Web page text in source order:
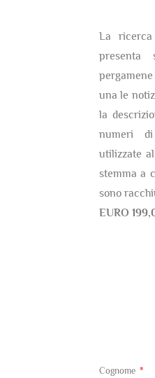
La ricerca
presenta
una le
la
numeri
utilizzate
stemma a
sono
EURO
Cognome